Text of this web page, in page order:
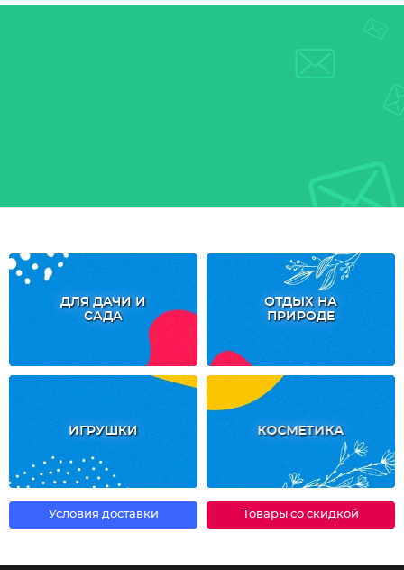
ДЛЯ ДАЧИ И
САДА
ОТДЫХ НА
ПРИРОДЕ
ИГРУШКИ КОСМЕТИКА
Условия доставки Товары со скидкой